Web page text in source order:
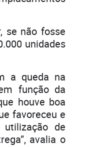
se não fosse
unidades
a queda na
função da
houve boa
favoreceu e
de
avalia o